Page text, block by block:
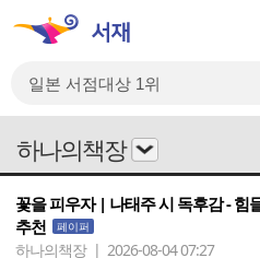
하나의책장
꽃을 피우자 | 나태주 시 독후감 - 힘
추천
페이퍼
하나의책장 | 2026-08-04 07:27